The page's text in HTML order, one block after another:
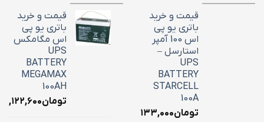
قیمت و خرید
باتری یو پی
اس 100 آمپر
استارسل –
UPS
BATTERY
STARCELL
100A
تومان۳۴,۱۳۳,۰۰۰
قیمت و خرید
باتری یو پی
اس مگامکس
UPS
BATTERY
MEGAMAX
100AH
تومان